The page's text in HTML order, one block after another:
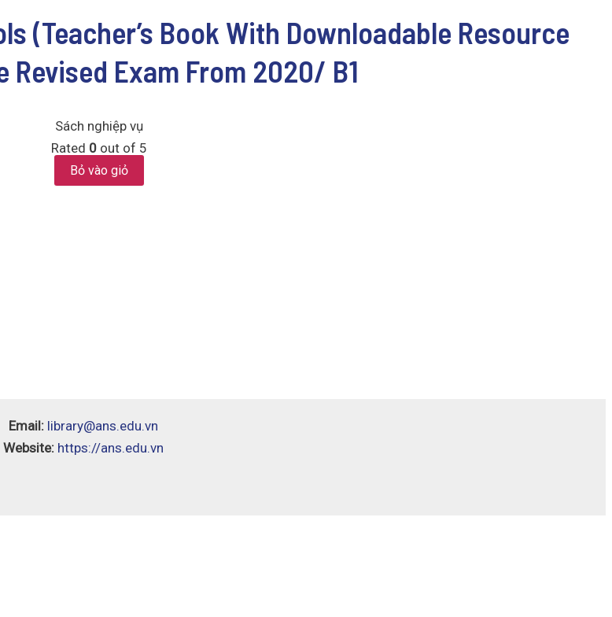
(Teacher’s Book With Downloadable Resource
Revised Exam From 2020/ B1
Sách nghiệp vụ
Rated 0 out of 5
Bỏ vào giỏ
Email: library@ans.edu.vn
Website: https://ans.edu.vn